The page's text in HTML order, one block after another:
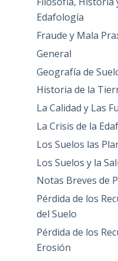
Edafología
Fraude y Mala
General
Geografía de
Historia de la
La Calidad y Las
La Crisis de la
Los Suelos las
Los Suelos y la
Notas Breves de
Pérdida de los
del Suelo
Pérdida de los
Erosión